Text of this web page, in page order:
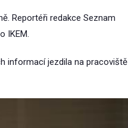
Reportéři redakce Seznam
IKEM.
informací jezdila na pracoviště